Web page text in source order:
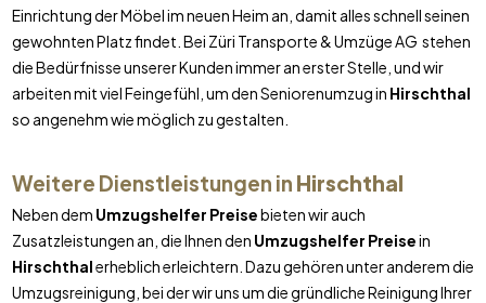
Einrichtung der Möbel im neuen Heim an, damit alles schnell seinen
gewohnten Platz findet. Bei Züri Transporte & Umzüge AG stehen
die Bedürfnisse unserer Kunden immer an erster Stelle, und wir
arbeiten mit viel Feingefühl, um den Seniorenumzug in Hirschthal
so angenehm wie möglich zu gestalten.
Weitere Dienstleistungen in Hirschthal
Neben dem Umzugshelfer Preisebieten wir auch
Zusatzleistungen an, die Ihnen den Umzugshelfer Preisein
Hirschthalerheblich erleichtern. Dazu gehören unter anderem die
Umzugsreinigung, bei der wir uns um die gründliche Reinigung Ihrer